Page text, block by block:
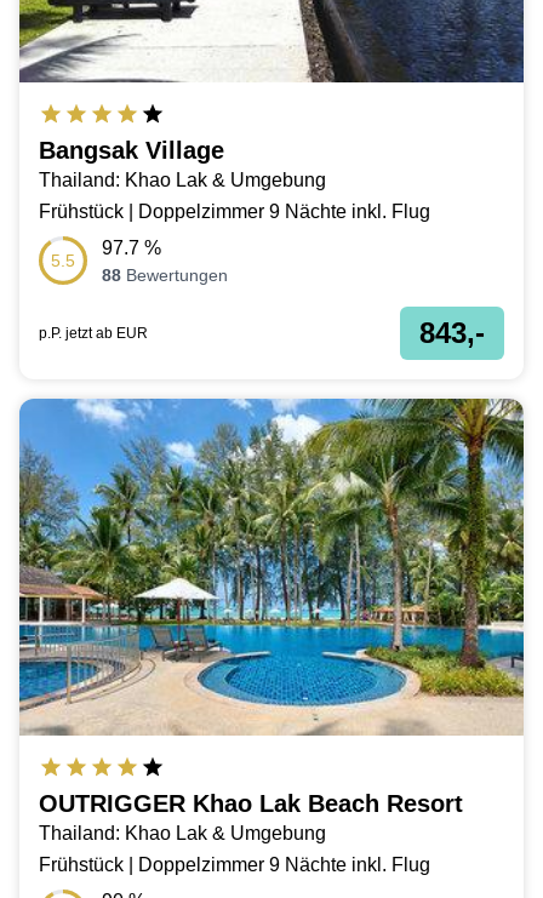
Bangsak Village
Thailand: Khao Lak & Umgebung
Frühstück | Doppelzimmer 9 Nächte inkl. Flug
5.5
97.7 %
88 Bewertungen
p.P. jetzt ab EUR 843,-
OUTRIGGER Khao Lak Beach Resort
Thailand: Khao Lak & Umgebung
Frühstück | Doppelzimmer 9 Nächte inkl. Flug